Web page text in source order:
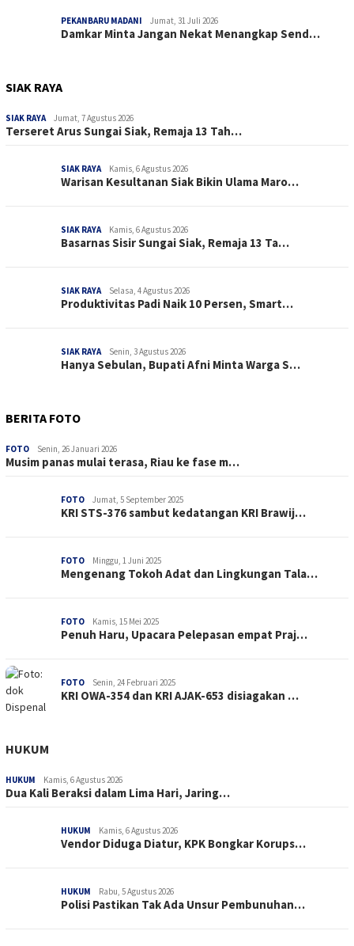
PEKANBARU MADANI Jumat, 31 Juli 2026
Damkar Minta Jangan Nekat Menangkap Send…
SIAK RAYA
SIAK RAYA Jumat, 7 Agustus 2026
Terseret Arus Sungai Siak, Remaja 13 Tah…
SIAK RAYA Kamis, 6 Agustus 2026
Warisan Kesultanan Siak Bikin Ulama Maro…
SIAK RAYA Kamis, 6 Agustus 2026
Basarnas Sisir Sungai Siak, Remaja 13 Ta…
SIAK RAYA Selasa, 4 Agustus 2026
Produktivitas Padi Naik 10 Persen, Smart…
SIAK RAYA Senin, 3 Agustus 2026
Hanya Sebulan, Bupati Afni Minta Warga S…
BERITA FOTO
FOTO Senin, 26 Januari 2026
Musim panas mulai terasa, Riau ke fase m…
FOTO Jumat, 5 September 2025
KRI STS-376 sambut kedatangan KRI Brawij…
FOTO Minggu, 1 Juni 2025
Mengenang Tokoh Adat dan Lingkungan Tala…
FOTO Kamis, 15 Mei 2025
Penuh Haru, Upacara Pelepasan empat Praj…
FOTO Senin, 24 Februari 2025
KRI OWA-354 dan KRI AJAK-653 disiagakan …
HUKUM
HUKUM Kamis, 6 Agustus 2026
Dua Kali Beraksi dalam Lima Hari, Jaring…
HUKUM Kamis, 6 Agustus 2026
Vendor Diduga Diatur, KPK Bongkar Korups…
HUKUM Rabu, 5 Agustus 2026
Polisi Pastikan Tak Ada Unsur Pembunuhan…